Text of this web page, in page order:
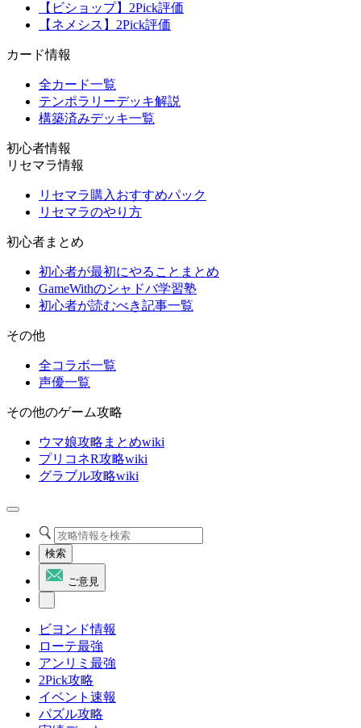
【ビショップ】2Pick評価
【ネメシス】2Pick評価
カード情報
全カード一覧
テンポラリーデッキ解説
構築済みデッキ一覧
初心者情報
リセマラ情報
リセマラ購入おすすめパック
リセマラのやり方
初心者まとめ
初心者が最初にやることまとめ
GameWithのシャドバ学習塾
初心者が読むべき記事一覧
その他
全コラボ一覧
声優一覧
その他のゲーム攻略
ウマ娘攻略まとめwiki
プリコネR攻略wiki
グラブル攻略wiki
検索
ご意見
ビヨンド情報
ローテ最強
アンリミ最強
2Pick攻略
イベント速報
パズル攻略